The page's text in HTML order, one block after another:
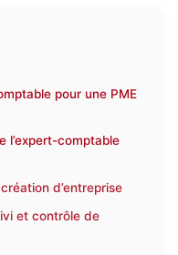
pour une PME
l’expert-comptable
d’entreprise
et contrôle de